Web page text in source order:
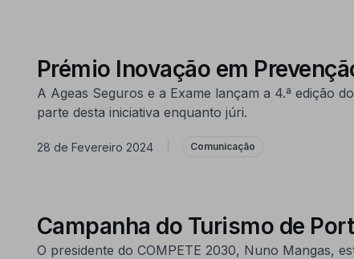
Prémio Inovação em
A Ageas Seguros e a Exame lançam a 4.ª edição
parte desta iniciativa enquanto júri.
28 de Fevereiro 2024 Comunicação
Campanha do Turismo de
O presidente do COMPETE 2030, Nuno Mangas,